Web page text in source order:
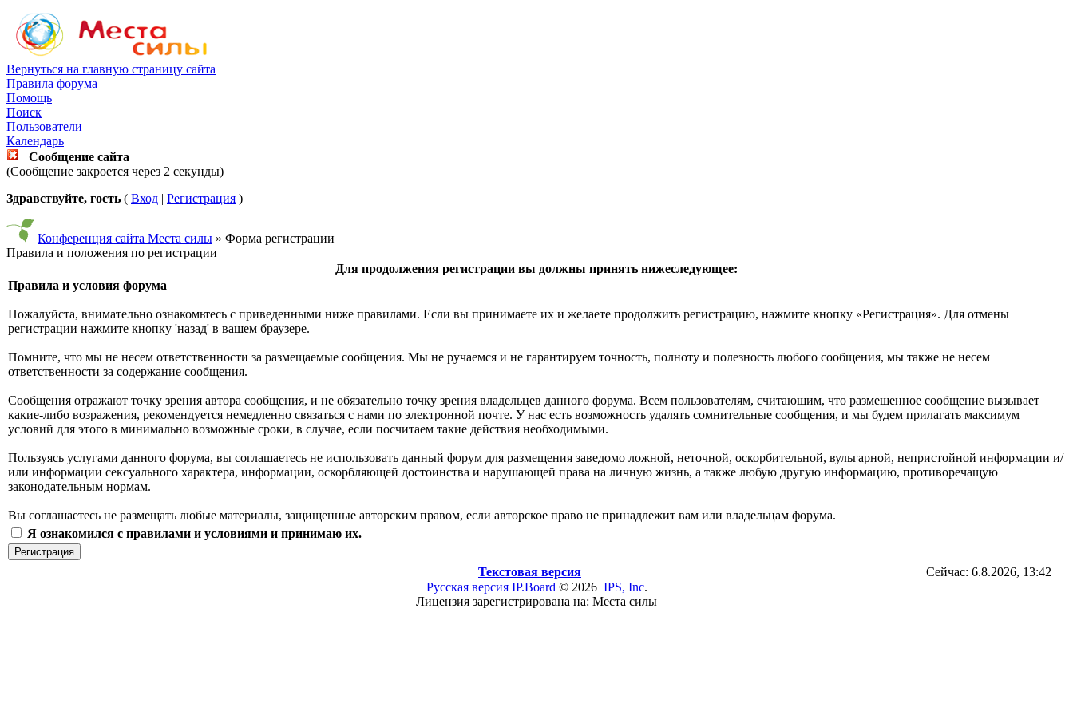
Вернуться на главную страницу сайта
Правила форума
Помощь
Поиск
Пользователи
Календарь
Сообщение сайта
(Сообщение закроется через 2 секунды)
Здравствуйте, гость ( Вход | Регистрация )
Конференция сайта Места силы » Форма регистрации
Правила и положения по регистрации
Для продолжения регистрации вы должны принять нижеследующее:
Правила и условия форума
Пожалуйста, внимательно ознакомьтесь с приведенными ниже правилами. Если вы принимаете их и желаете продолжить регистрацию, нажмите кнопку «Регистрация». Для отмены
регистрации нажмите кнопку 'назад' в вашем браузере.
Помните, что мы не несем ответственности за размещаемые сообщения. Мы не ручаемся и не гарантируем точность, полноту и полезность любого сообщения, мы также не несем
ответственности за содержание сообщения.
Сообщения отражают точку зрения автора сообщения, и не обязательно точку зрения владельцев данного форума. Всем пользователям, считающим, что размещенное сообщение вызывает
какие-либо возражения, рекомендуется немедленно связаться с нами по электронной почте. У нас есть возможность удалять сомнительные сообщения, и мы будем прилагать максимум
условий для этого в минимально возможные сроки, в случае, если посчитаем такие действия необходимыми.
Пользуясь услугами данного форума, вы соглашаетесь не использовать данный форум для размещения заведомо ложной, неточной, оскорбительной, вульгарной, непристойной информации и/
или информации сексуального характера, информации, оскорбляющей достоинства и нарушающей права на личную жизнь, а также любую другую информацию, противоречащую
законодательным нормам.
Вы соглашаетесь не размещать любые материалы, защищенные авторским правом, если авторское право не принадлежит вам или владельцам форума.
Я ознакомился с правилами и условиями и принимаю их.
Текстовая версия
Сейчас: 6.8.2026, 13:42
Русская версия IP.Board © 2026 IPS, Inc.
Лицензия зарегистрирована на: Места силы